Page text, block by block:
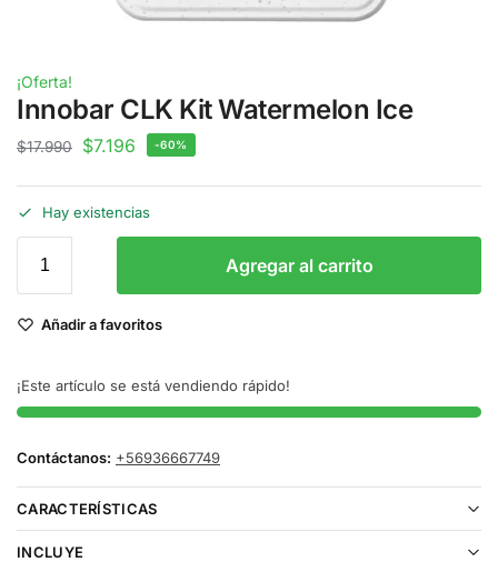
¡Oferta!
Innobar CLK Kit Watermelon Ice
$17.990 $7.196 -60%
Hay existencias
Agregar al carrito
Añadir a favoritos
¡Este artículo se está vendiendo rápido!
Contáctanos: +56936667749
CARACTERÍSTICAS
INCLUYE